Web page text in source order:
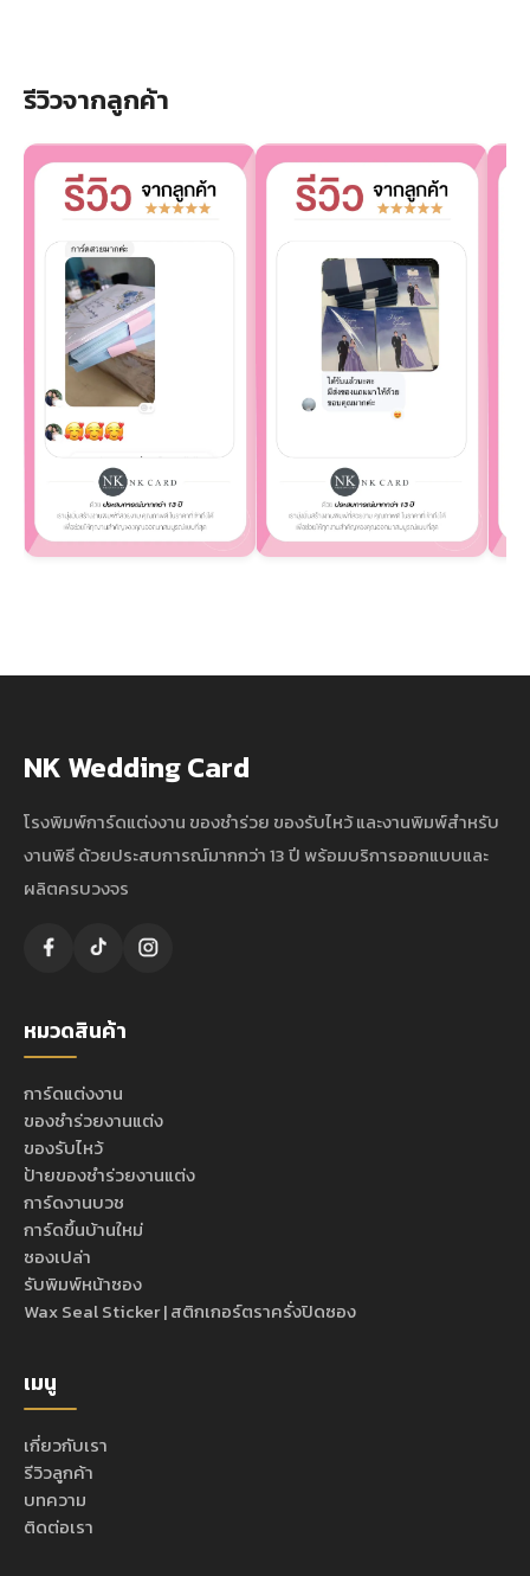
รีวิวจากลูกค้า
NK Wedding Card
โรงพิมพ์การ์ดแต่งงาน ของชำร่วย ของรับไหว้ และงานพิมพ์สำหรับ
งานพิธี ด้วยประสบการณ์มากกว่า 13 ปี พร้อมบริการออกแบบและ
ผลิตครบวงจร
หมวดสินค้า
การ์ดแต่งงาน
ของชำร่วยงานแต่ง
ของรับไหว้
ป้ายของชำร่วยงานแต่ง
การ์ดงานบวช
การ์ดขึ้นบ้านใหม่
ซองเปล่า
รับพิมพ์หน้าซอง
Wax Seal Sticker | สติกเกอร์ตราครั่งปิดซอง
เมนู
เกี่ยวกับเรา
รีวิวลูกค้า
บทความ
ติดต่อเรา